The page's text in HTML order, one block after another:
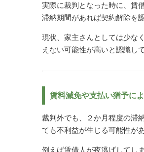
実際に裁判となった時に、賃
滞納期間があれば契約解除を
現状、家主さんとしては少な
えない可能性が高いと認識し
賃料減免や支払い猶予に
裁判外でも、２か月程度の滞
ても不利益が生じる可能性が
例えば賃借人が夜逃げしてし